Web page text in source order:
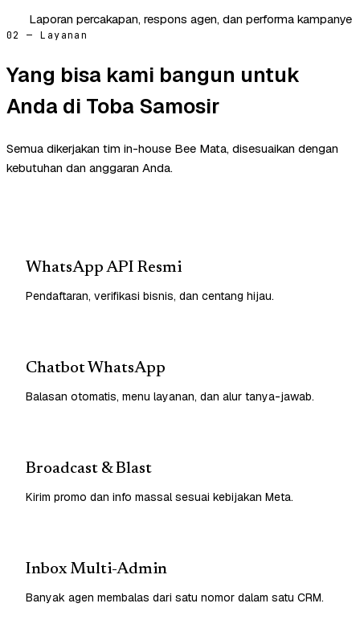
Laporan percakapan, respons agen, dan performa kampanye
02 — Layanan
Yang bisa kami bangun untuk
Anda di Toba Samosir
Semua dikerjakan tim in-house Bee Mata, disesuaikan dengan
kebutuhan dan anggaran Anda.
WhatsApp API Resmi
Pendaftaran, verifikasi bisnis, dan centang hijau.
Chatbot WhatsApp
Balasan otomatis, menu layanan, dan alur tanya-jawab.
Broadcast & Blast
Kirim promo dan info massal sesuai kebijakan Meta.
Inbox Multi-Admin
Banyak agen membalas dari satu nomor dalam satu CRM.